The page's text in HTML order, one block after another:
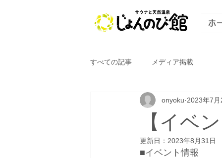
ホ
すべての記事 メディア掲載
【イベ
onyoku 2023年7
更新日： 2023年8月31日
■イベント情報